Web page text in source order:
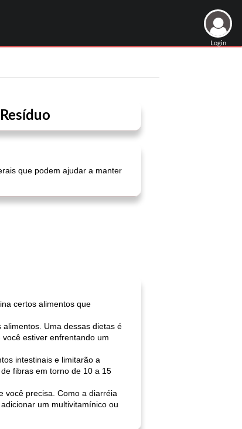
Login
que podem ajudar a manter
certos alimentos que
Uma dessas dietas é
estiver enfrentando um
intestinais e limitarão a
fibras em torno de 10 a 15
você precisa. Como a diarréia
um multivitamínico ou